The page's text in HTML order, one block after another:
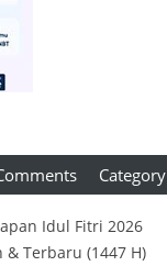
Category
Idul Fitri 2026
& Terbaru (1447 H)